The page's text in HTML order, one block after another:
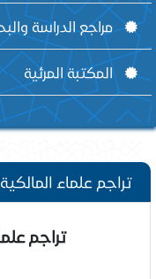
مراجع الدراسة
المكتبة المرئية
تراجم علماء
تراجم